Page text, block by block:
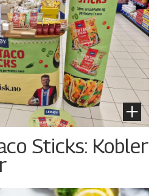
Sticks: Kobler